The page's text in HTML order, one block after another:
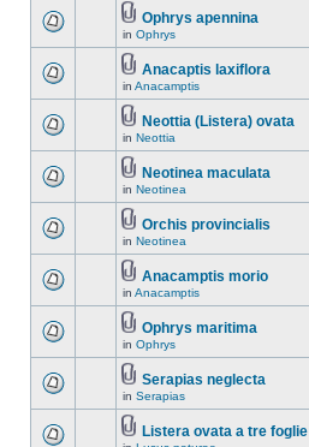
Ophrys apennina
in Ophrys
Anacaptis laxiflora
in Anacamptis
Neottia (Listera) ovata
in Neottia
Neotinea maculata
in Neotinea
Orchis provincialis
in Neotinea
Anacamptis morio
in Anacamptis
Ophrys maritima
in Ophrys
Serapias neglecta
in Serapias
Listera ovata a tre foglie